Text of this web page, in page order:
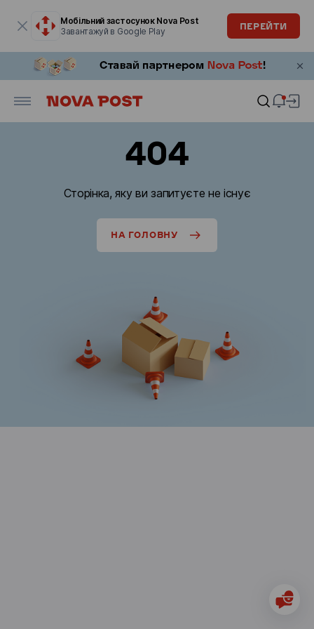
Мобільний застосунок Nova Post
Завантажуй в Google Play
ПЕРЕЙТИ
404
Сторінка, яку ви запитуєте не існує
НА ГОЛОВНУ